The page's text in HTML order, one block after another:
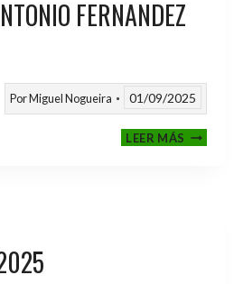
FERNANDEZ
PorMiguel Nogueira 01/09/2025
LEER MÁSVI